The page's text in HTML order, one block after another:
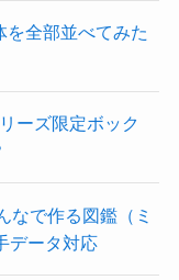
を全部並べてみた
ーズ限定ボック
なで作る図鑑（ミ
データ対応